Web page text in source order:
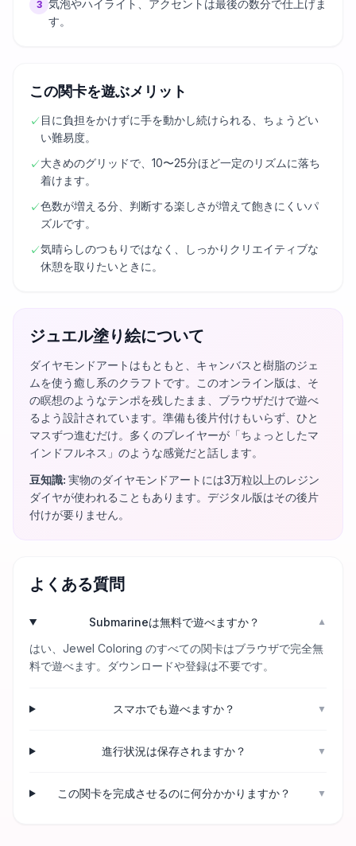
3 気泡やハイライト、アクセントは最後の数分で仕上げま
す。
この関卡を遊ぶメリット
✓ 目に負担をかけずに手を動かし続けられる、ちょうどい
い難易度。
✓大きめのグリッドで、10〜25分ほど一定のリズムに落ち
着けます。
✓色数が増える分、判断する楽しさが増えて飽きにくいパ
ズルです。
✓気晴らしのつもりではなく、しっかりクリエイティブな
休憩を取りたいときに。
ジュエル塗り絵について
ダイヤモンドアートはもともと、キャンバスと樹脂のジェ
ムを使う癒し系のクラフトです。このオンライン版は、そ
の瞑想のようなテンポを残したまま、ブラウザだけで遊べ
るよう設計されています。準備も後片付けもいらず、ひと
マスずつ進むだけ。多くのプレイヤーが「ちょっとしたマ
インドフルネス」のような感覚だと話します。
豆知識: 実物のダイヤモンドアートには3万粒以上のレジン
ダイヤが使われることもあります。デジタル版はその後片
付けが要りません。
よくある質問
Submarineは無料で遊べますか？ ▼
はい、Jewel Coloring のすべての関卡はブラウザで完全無
料で遊べます。ダウンロードや登録は不要です。
スマホでも遊べますか？ ▼
進行状況は保存されますか？ ▼
この関卡を完成させるのに何分かかりますか？ ▼